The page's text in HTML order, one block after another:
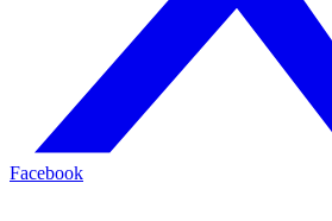
Facebook